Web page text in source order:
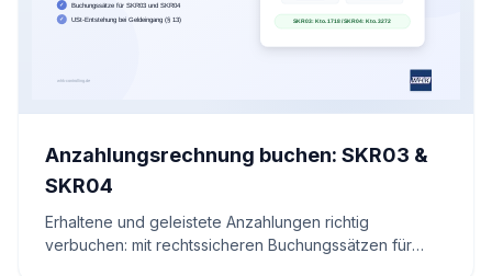
Anzahlungsrechnung buchen: SKR03 &
SKR04
Erhaltene und geleistete Anzahlungen richtig
verbuchen: mit rechtssicheren Buchungssätzen für